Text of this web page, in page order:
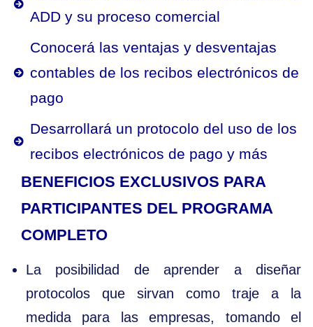
ADD y su proceso comercial
Conocerá las ventajas y desventajas
contables de los recibos electrónicos de
pago
Desarrollará un protocolo del uso de los
recibos electrónicos de pago y más
BENEFICIOS EXCLUSIVOS PARA
PARTICIPANTES DEL PROGRAMA
COMPLETO
La posibilidad de aprender a diseñar
protocolos que sirvan como traje a la
medida para las empresas, tomando el